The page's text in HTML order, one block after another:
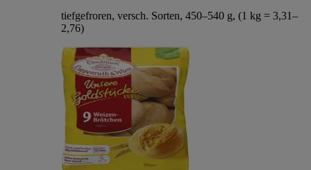
tiefgefroren, versch. Sorten, 450–540 g, (1 kg = 3,31–
2,76)